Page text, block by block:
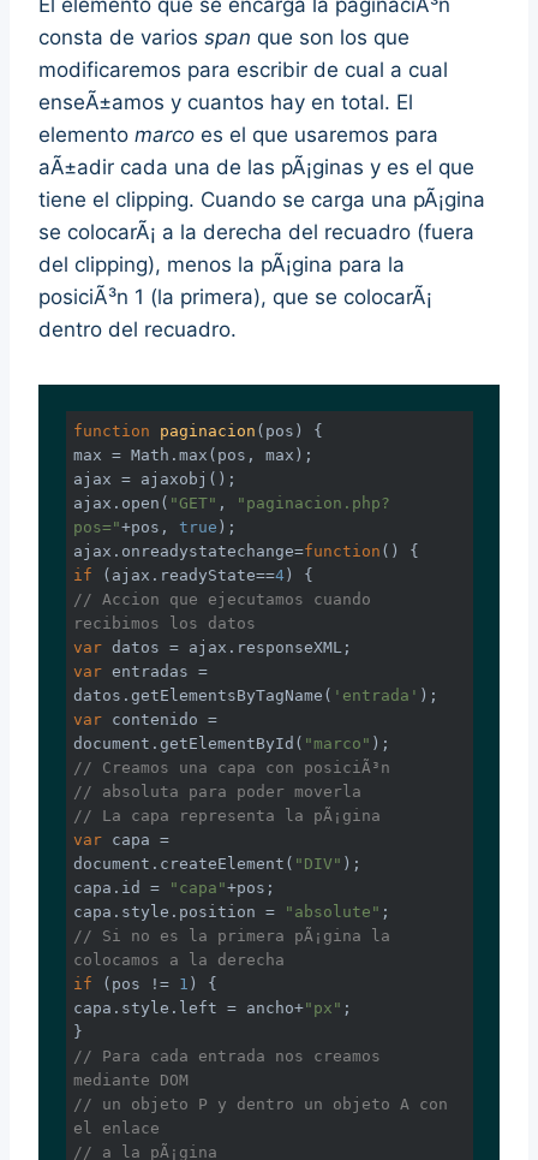
consta de varios span que son los que
modificaremos para escribir de cual a cual
enseÃ±amos y cuantos hay en total. El
elemento marco es el que usaremos para
aÃ±adir cada una de las pÃ¡ginas y es el que
tiene el clipping. Cuando se carga una pÃ¡gina
se colocarÃ¡ a la derecha del recuadro (fuera
del clipping), menos la pÃ¡gina para la
posiciÃ³n 1 (la primera), que se colocarÃ¡
dentro del recuadro.
function paginacion ( pos ) {
max = Math .max(pos, max);
ajax = ajaxobj();
ajax.open( "GET" ,
"paginacion.php?
pos="+pos, true );
ajax.onreadystatechange=function ( )
if (ajax.readyState==4
// Accion que ejecutamos cuando
recibimos los datos
var
var entradas =
datos.getElementsByTagName( 'entrada'
var
contenido =
document .getElementById( "marco"
// Creamos una capa con posiciÃ³n
// absoluta para poder moverla
// La capa representa la pÃ¡gina
var
capa =
document .createElement( "DIV" );
capa.id =
"capa"+pos;
capa.style.position =
"absolute"
// Si no es la primera pÃ¡gina la
colocamos a la derecha
if (pos != 1 ) {
capa.style.left = ancho+"px" ;
// Para cada entrada nos creamos
mediante DOM
// un objeto P y dentro un objeto A con
el enlace
// a la pÃ¡gina